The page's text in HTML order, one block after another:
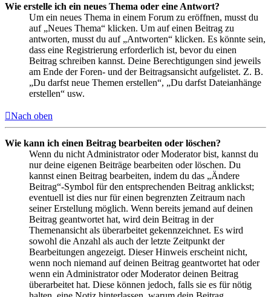
Wie erstelle ich ein neues Thema oder eine Antwort?
Um ein neues Thema in einem Forum zu eröffnen, musst du
auf „Neues Thema“ klicken. Um auf einen Beitrag zu
antworten, musst du auf „Antworten“ klicken. Es könnte sein,
dass eine Registrierung erforderlich ist, bevor du einen
Beitrag schreiben kannst. Deine Berechtigungen sind jeweils
am Ende der Foren- und der Beitragsansicht aufgelistet. Z. B.
„Du darfst neue Themen erstellen“, „Du darfst Dateianhänge
erstellen“ usw.
Nach oben
Wie kann ich einen Beitrag bearbeiten oder löschen?
Wenn du nicht Administrator oder Moderator bist, kannst du
nur deine eigenen Beiträge bearbeiten oder löschen. Du
kannst einen Beitrag bearbeiten, indem du das „Ändere
Beitrag“-Symbol für den entsprechenden Beitrag anklickst;
eventuell ist dies nur für einen begrenzten Zeitraum nach
seiner Erstellung möglich. Wenn bereits jemand auf deinen
Beitrag geantwortet hat, wird dein Beitrag in der
Themenansicht als überarbeitet gekennzeichnet. Es wird
sowohl die Anzahl als auch der letzte Zeitpunkt der
Bearbeitungen angezeigt. Dieser Hinweis erscheint nicht,
wenn noch niemand auf deinen Beitrag geantwortet hat oder
wenn ein Administrator oder Moderator deinen Beitrag
überarbeitet hat. Diese können jedoch, falls sie es für nötig